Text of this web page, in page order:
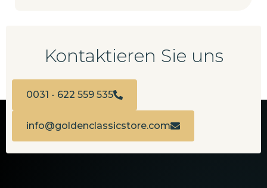
Kontaktieren Sie uns
0031 - 622 559 535
info@goldenclassicstore.com